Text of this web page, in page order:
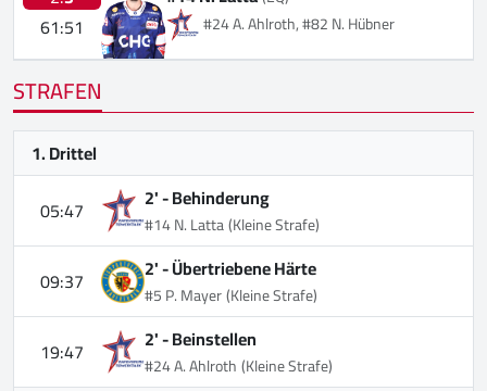
61:51
#24 A. Ahlroth, #82 N. Hübner
STRAFEN
1. Drittel
05:47
2' -Behinderung
#14 N. Latta(Kleine Strafe)
09:37 2' -Übertriebene Härte
#5 P. Mayer(Kleine Strafe)
19:47 2' -Beinstellen
#24 A. Ahlroth(Kleine Strafe)